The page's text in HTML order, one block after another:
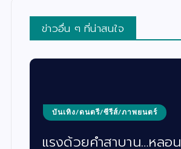
ข่าวอื่น ๆ ที่น่าสนใจ
บันเทิง/ดนตรี/ซีรีส์/ภาพยนตร์
แรงด้วยคำสาบาน…หลอน